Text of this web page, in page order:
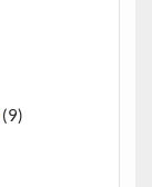
(9)